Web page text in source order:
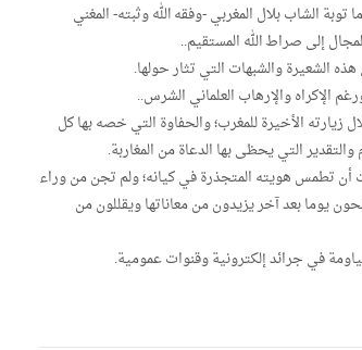
توبة الشاب بلال المغربي -وفقه الله وثبته- المغني
إلى صراط الله المستقيم..
الشعيرة والشبهات التي تثار حولها.
الإكراه والإرهاب العلماني الشرس..
الأخيرة للمغرب؛ والحفاوة التي خصه بها كل
التي يحظى بها الدعاة من المغاربة.
أن تطمس هويته المتجذرة في كيانه؛ ولم تجن من وراء
يوما بعد آخر يزيدون من معاناتها ويقللون من
في جرائد إلكترونية وقنوات عمومية.